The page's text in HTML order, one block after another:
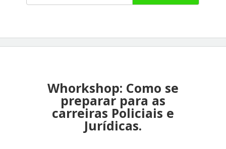
Whorkshop: Como se
preparar para as
carreiras Policiais e
Jurídicas.